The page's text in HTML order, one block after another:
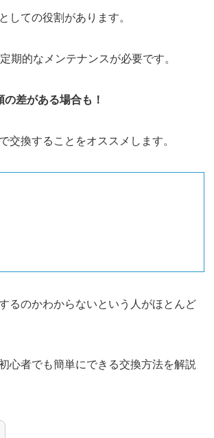
ての役割があります。
期的なメンテナンスが必要です。
差がある場合も！
換することをオススメします。
るのかわからないという人がほとんど
心者でも簡単にできる交換方法を解説